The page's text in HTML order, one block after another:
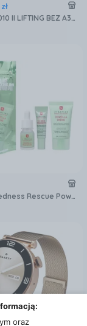
zł
Cersanit K010 II LIFTING BEZ A3/8C K11-0063-PP
Erborian Redness Rescue Power Kit Zestaw Do Pielęgnacji Twarzy
oraz